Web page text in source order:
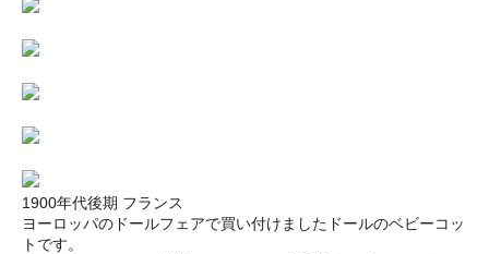
1900年代後期 フランス
ヨーロッパのドールフェアで買い付けましたドールのベビーコッ
トです。